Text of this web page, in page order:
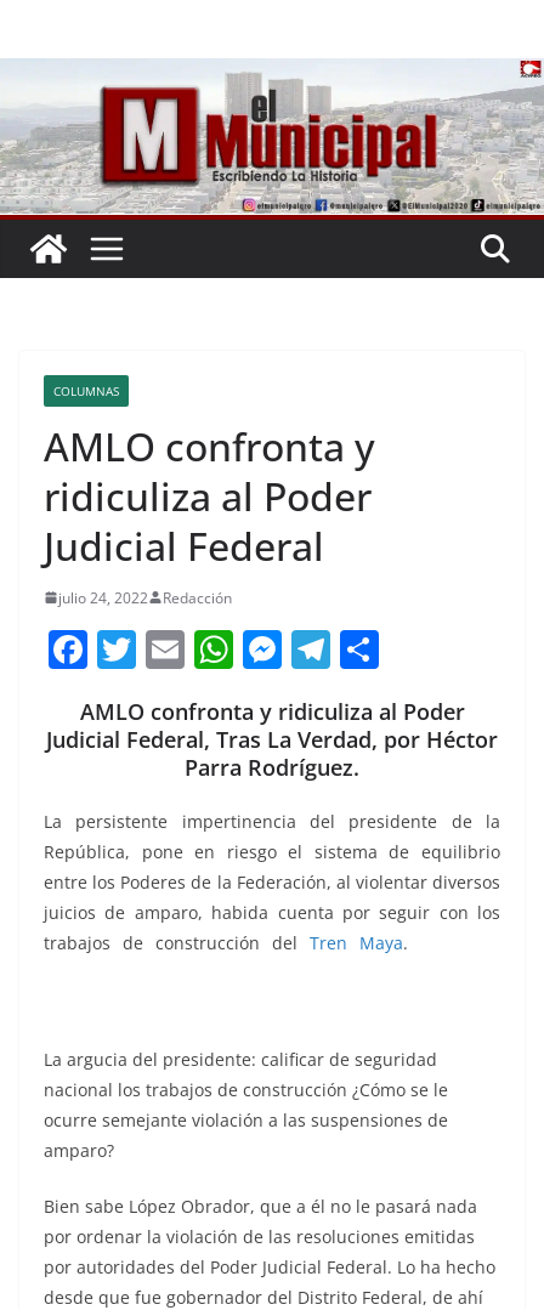
COLUMNAS
AMLO confronta y
ridiculiza al Poder
Judicial Federal
julio 24, 2022 Redacción
F
c
e
b
o
o
k
T
itt
er
E
ai
l
W
at
s
A
p
p
M
ss
e
n
g
er
T
e
gr
a
m
m
p
ar
tir
AMLO confronta y ridiculiza al Poder
Judicial Federal, Tras La Verdad, por Héctor
Parra Rodríguez.
La persistente impertinencia del presidente de la
República, pone en riesgo el sistema de equilibrio
entre los Poderes de la Federación, al violentar diversos
juicios de amparo, habida cuenta por seguir con los
trabajos de construcción del Tren Maya.
La argucia del presidente: calificar de seguridad
nacional los trabajos de construcción ¿Cómo se le
ocurre semejante violación a las suspensiones de
amparo?
Bien sabe López Obrador, que a él no le pasará nada
por ordenar la violación de las resoluciones emitidas
por autoridades del Poder Judicial Federal. Lo ha hecho
desde que fue gobernador del Distrito Federal, de ahí